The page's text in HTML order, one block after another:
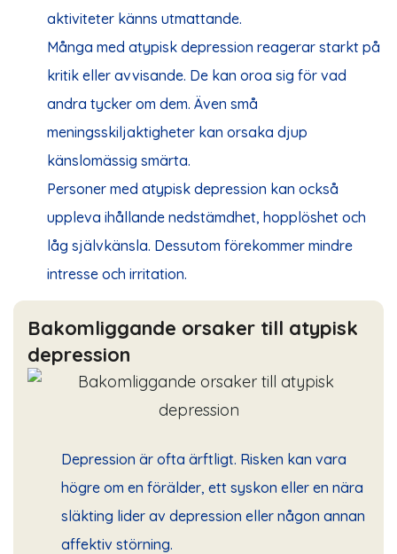
aktiviteter känns utmattande.
Många med atypisk depression reagerar starkt på
kritik eller avvisande. De kan oroa sig för vad
andra tycker om dem. Även små
meningsskiljaktigheter kan orsaka djup
känslomässig smärta.
Personer med atypisk depression kan också
uppleva ihållande nedstämdhet, hopplöshet och
låg självkänsla. Dessutom förekommer mindre
intresse och irritation.
Bakomliggande orsaker till atypisk
depression
Depression är ofta ärftligt. Risken kan vara
högre om en förälder, ett syskon eller en nära
släkting lider av depression eller någon annan
affektiv störning.